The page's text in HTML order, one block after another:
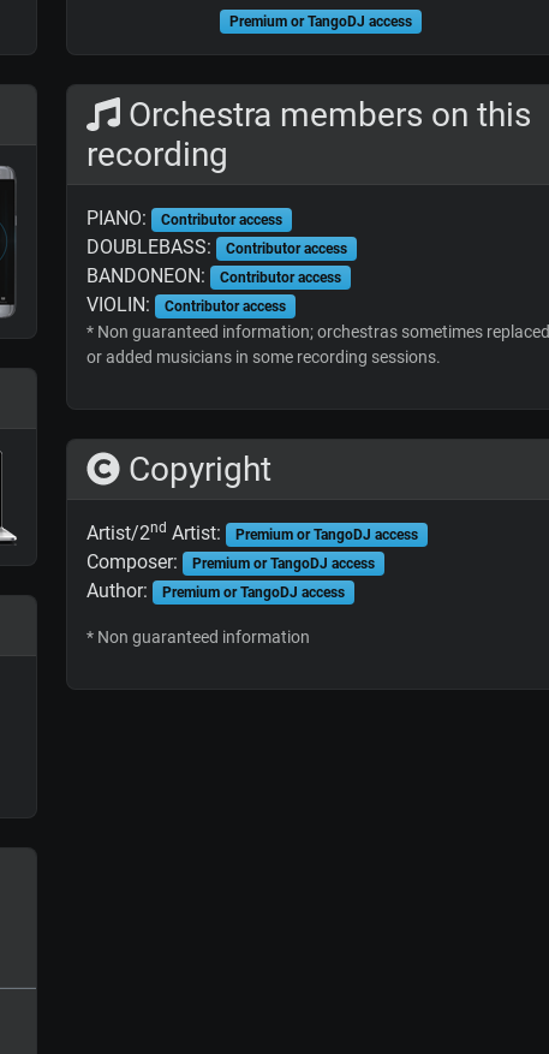
Premium or TangoDJ access
Orchestra members on this
recording
PIANO: Contributor access
DOUBLEBASS: Contributor access
BANDONEON: Contributor access
VIOLIN: Contributor access
* Non guaranteed information; orchestras sometimes replaced
or added musicians in some recording sessions.
Copyright
Artist/2nd Artist: Premium or TangoDJ access
Composer: Premium or TangoDJ access
Author: Premium or TangoDJ access
* Non guaranteed information